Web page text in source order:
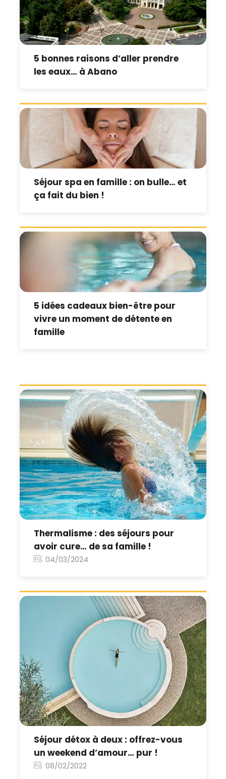
5 bonnes raisons d’aller prendre
les eaux… à Abano
Séjour spa en famille : on bulle… et
ça fait du bien !
5 idées cadeaux bien-être pour
vivre un moment de détente en
famille
Thermalisme : des séjours pour
avoir cure… de sa famille !
04/03/2024
Séjour détox à deux : offrez-vous
un weekend d’amour… pur !
08/02/2022